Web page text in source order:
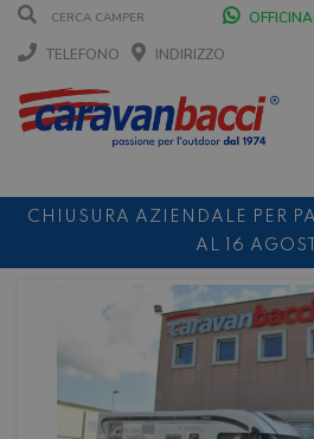
OFFICINA
TELEFONO
INDIRIZZO
CHIUSURA AZIENDALE PER
AL 16
DURANTE IL MESE DI
SABATO
SCONTO 10% NOLEGGIO
NOLEGGI DI